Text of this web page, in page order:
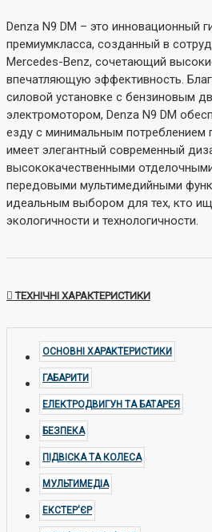
Denza N9 DM – это инновационный
премиумкласса, созданный в
Mercedes-Benz, сочетающий
впечатляющую эффективность.
силовой установке с бензиновым
электромотором, Denza N9 DM
езду с минимальным потреблением
имеет элегантный современный
высококачественными
передовыми мультимедийными
идеальным выбором для тех, кто
экологичности и технологичности.
ТЕХНІЧНІ ХАРАКТЕРИСТИКИ
ОСНОВНІ ХАРАКТЕРИСТИКИ
ГАБАРИТИ
ЕЛЕКТРОДВИГУН ТА БАТАРЕЯ
БЕЗПЕКА
ПІДВІСКА ТА КОЛЕСА
МУЛЬТИМЕДІА
ЕКСТЕР'ЄР